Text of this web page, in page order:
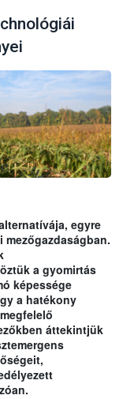
egyre
a gyomirtás
képessége
a hatékony
áttekintjük